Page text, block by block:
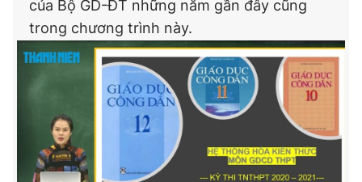
của Bộ GD-ĐT những năm gần đây cũng
trong chương trình này.